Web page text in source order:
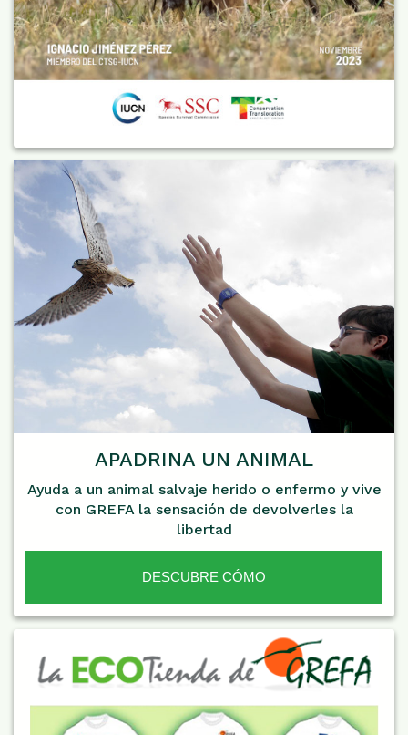
APADRINA UN ANIMAL
Ayuda a un animal salvaje herido o enfermo y vive
con GREFA la sensación de devolverles la
libertad
DESCUBRE CÓMO